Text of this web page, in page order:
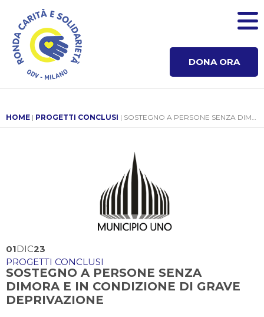
DONA ORA
HOME | PROGETTI CONCLUSI | SOSTEGNO A PERSONE SENZA DIMORA E IN CONDIZIONE DI GRAVE DEPRIVAZIONE
01DIC23
PROGETTI CONCLUSI
SOSTEGNO A PERSONE SENZA
DIMORA E IN CONDIZIONE DI GRAVE
DEPRIVAZIONE